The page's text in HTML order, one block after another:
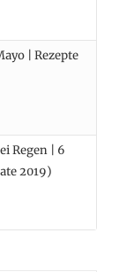
| Rezepte
Regen | 6
2019)